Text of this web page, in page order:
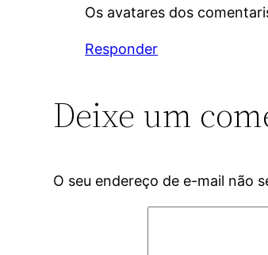
Os avatares dos
Responder
Deixe um
O seu endereço de e-mail não